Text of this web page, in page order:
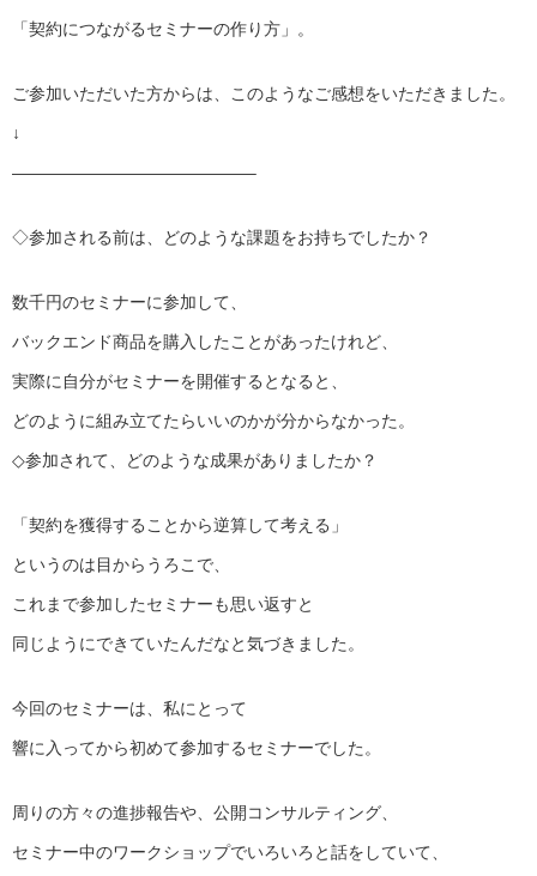
「契約につながるセミナーの作り方」。
ご参加いただいた方からは、このようなご感想をいただきました。
↓
——————————————–
◇参加される前は、どのような課題をお持ちでしたか？
数千円のセミナーに参加して、
バックエンド商品を購入したことがあったけれど、
実際に自分がセミナーを開催するとなると、
どのように組み立てたらいいのかが分からなかった。
◇参加されて、どのような成果がありましたか？
「契約を獲得することから逆算して考える」
というのは目からうろこで、
これまで参加したセミナーも思い返すと
同じようにできていたんだなと気づきました。
今回のセミナーは、私にとって
響に入ってから初めて参加するセミナーでした。
周りの方々の進捗報告や、公開コンサルティング、
セミナー中のワークショップでいろいろと話をしていて、